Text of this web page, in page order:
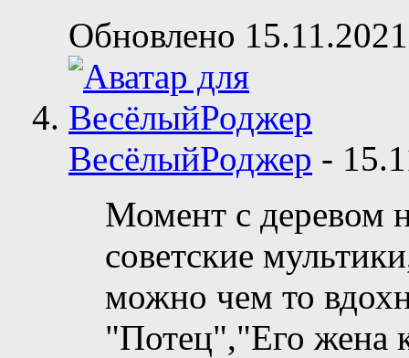
Обновлено
ВесёлыйРоджер -
Момент с деревом
советские
можно чем то
"Потец","Его жена